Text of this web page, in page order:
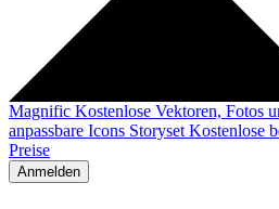
Magnific Kostenlose Vektoren, Fotos
anpassbare Icons Storyset Kostenlose
Preise
Anmelden